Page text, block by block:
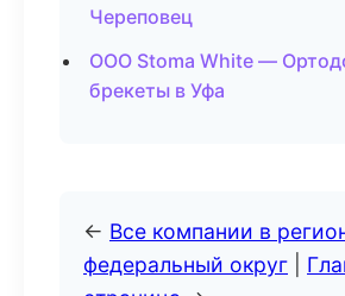
Череповец
ООО Stoma White —
брекеты в Уфа
← Все компании в
федеральный округ